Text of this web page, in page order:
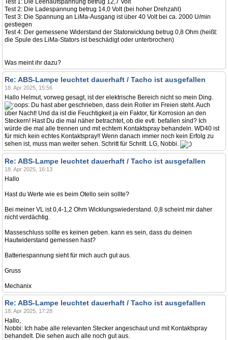
Test 1: Die Leerlaufspannung betrug 12,7 Volt
Test 2: Die Ladespannung betrug 14,0 Volt (bei hoher Drehzahl)
Test 3: Die Spannung an LiMa-Ausgang ist über 40 Volt bei ca. 2000 U/min
gestiegen
Test 4: Der gemessene Widerstand der Statorwicklung betrug 0,8 Ohm (heißt:
die Spule des LiMa-Stators ist beschädigt oder unterbrochen)
Was meint ihr dazu?
Re: ABS-Lampe leuchtet dauerhaft / Tacho ist ausgefallen
18. Apr 2025, 15:56
Hallo Helmut, vorweg gesagt, ist der elektrische Bereich nicht so mein Ding.
Du hast aber geschrieben, dass dein Roller im Freien steht. Auch
über Nacht! Und da ist die Feuchtigkeit ja ein Faktor, für Korrosion an den
Steckern! Hast Du die mal näher betrachtet, ob die evtl. befallen sind? Ich
würde die mal alle trennen und mit echtem Kontaktspray behandeln. WD40 ist
für mich kein echtes Kontaktspray!! Wenn danach immer noch kein Erfolg zu
sehen ist, muss man weiter sehen. Schritt für Schritt. LG, Nobbi.
Re: ABS-Lampe leuchtet dauerhaft / Tacho ist ausgefallen
18. Apr 2025, 16:13
Hallo
Hast du Werte wie es beim Otello sein sollte?
Bei meiner VL ist 0,4-1,2 Ohm Wicklungswiederstand. 0,8 scheint mir daher
nicht verdächtig.
Masseschluss sollte es keinen geben. kann es sein, dass du deinen
Hautwiderstand gemessen hast?
Batteriespannung sieht für mich auch gut aus.
Gruss
Mechanix
Re: ABS-Lampe leuchtet dauerhaft / Tacho ist ausgefallen
18. Apr 2025, 17:28
Hallo,
Nobbi: Ich habe alle relevanten Stecker angeschaut und mit Kontaktspray
behandelt. Die sehen auch alle noch gut aus.